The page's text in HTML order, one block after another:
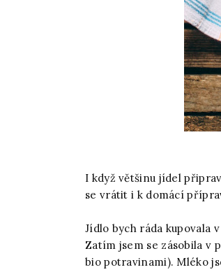
I když většinu jídel
se vrátit i k domácí
Jídlo bych ráda kupovala
Zatím jsem se zásobila v
bio potravinami). Mléko